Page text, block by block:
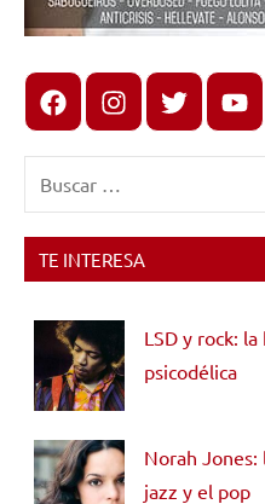
FacebookInstagram
X
TE INTERESA
LSD y rock:
psicodélica
Norah
jazz y el pop